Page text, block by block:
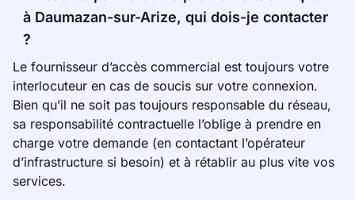
à Daumazan-sur-Arize, qui dois-je contacter
?
Le fournisseur d’accès commercial est toujours votre
interlocuteur en cas de soucis sur votre connexion.
Bien qu’il ne soit pas toujours responsable du réseau,
sa responsabilité contractuelle l’oblige à prendre en
charge votre demande (en contactant l’opérateur
d’infrastructure si besoin) et à rétablir au plus vite vos
services.